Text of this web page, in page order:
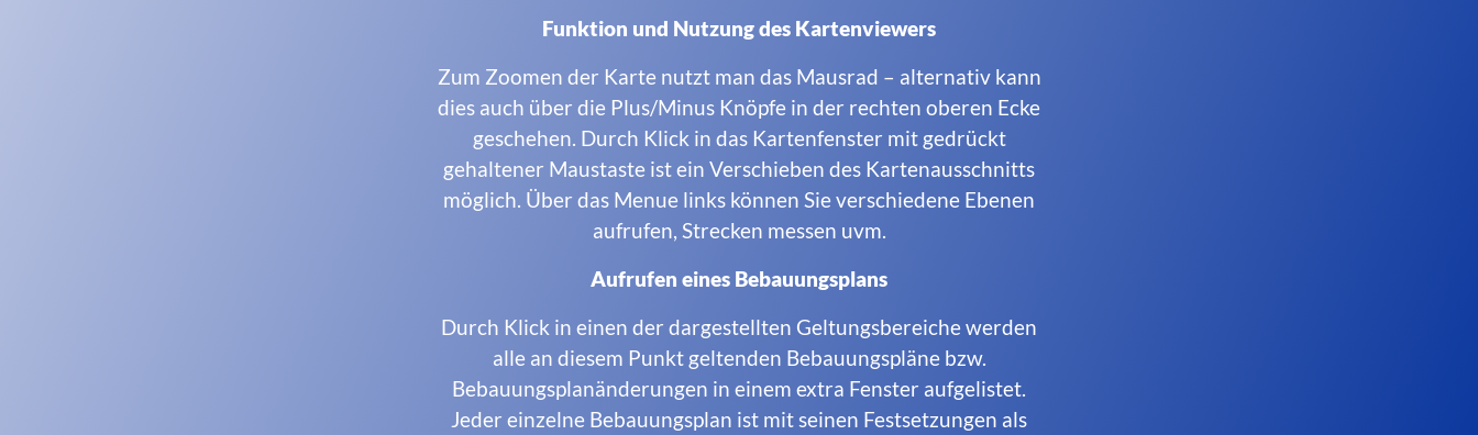
Funktion und Nutzung des Kartenviewers
Zum Zoomen der Karte nutzt man das Mausrad – alternativ kann
dies auch über die Plus/Minus Knöpfe in der rechten oberen Ecke
geschehen. Durch Klick in das Kartenfenster mit gedrückt
gehaltener Maustaste ist ein Verschieben des Kartenausschnitts
möglich. Über das Menue links können Sie verschiedene Ebenen
aufrufen, Strecken messen uvm.
Aufrufen eines Bebauungsplans
Durch Klick in einen der dargestellten Geltungsbereiche werden
alle an diesem Punkt geltenden Bebauungspläne bzw.
Bebauungsplanänderungen in einem extra Fenster aufgelistet.
Jeder einzelne Bebauungsplan ist mit seinen Festsetzungen als